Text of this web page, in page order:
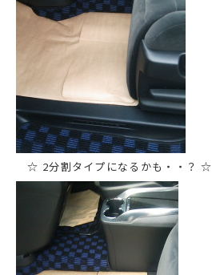
☆ 2分割タイプになるかも・・？ ☆